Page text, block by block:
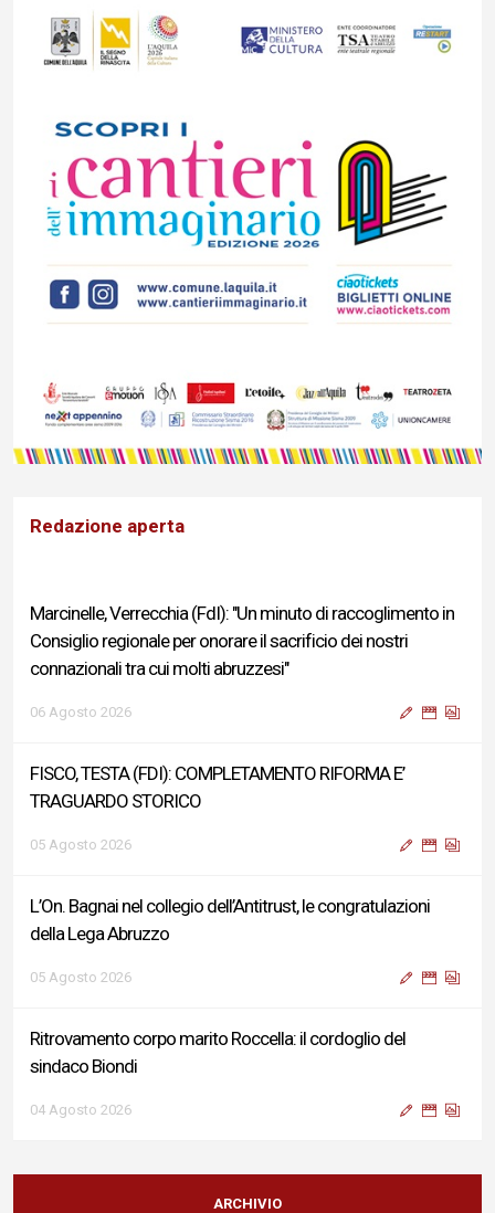
Redazione aperta
Marcinelle, Verrecchia (FdI): "Un minuto di raccoglimento in
Consiglio regionale per onorare il sacrificio dei nostri
connazionali tra cui molti abruzzesi"
06 Agosto 2026
FISCO, TESTA (FDI): COMPLETAMENTO RIFORMA E’
TRAGUARDO STORICO
05 Agosto 2026
L’On. Bagnai nel collegio dell’Antitrust, le congratulazioni
della Lega Abruzzo
05 Agosto 2026
Ritrovamento corpo marito Roccella: il cordoglio del
sindaco Biondi
04 Agosto 2026
Reddito di Cittadinanza, Testa (FdI): Presentata interpellanza
su criticità persistenti ed effetti sulle politiche di sviluppo del
ARCHIVIO